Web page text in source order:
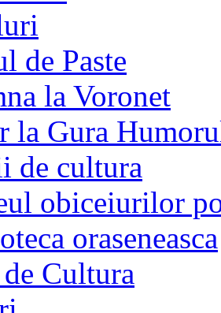
de Paste
la Voronet
la Gura
de cultura
obiceiurilor
oraseneasca
de Cultura